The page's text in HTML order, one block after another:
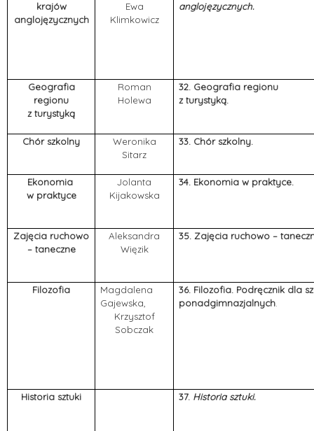
krajów
anglojęzycznych
Ewa
Klimkowicz
anglojęzycznych.
Geografia
regionu
z turystyką
Roman
Holewa
32. Geografia regionu
z turystyką.
Chór szkolny
Weronika
Sitarz
33. Chór szkolny.
Ekonomia
w praktyce
Jolanta
Kijakowska
34. Ekonomia w praktyce.
Zajęcia ruchowo
– taneczne
Aleksandra
Więzik
35. Zajęcia ruchowo –
Filozofia
Magdalena
Gajewska,
Krzysztof
Sobczak
36. Filozofia. Podręcznik dla
ponadgimnazjalnych
Historia sztuki 37. Historia sztuki.